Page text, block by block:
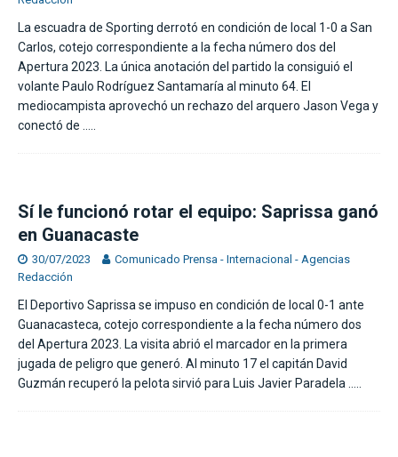
La escuadra de Sporting derrotó en condición de local 1-0 a San
Carlos, cotejo correspondiente a la fecha número dos del
Apertura 2023. La única anotación del partido la consiguió el
volante Paulo Rodríguez Santamaría al minuto 64. El
mediocampista aprovechó un rechazo del arquero Jason Vega y
conectó de
Sí le funcionó rotar el equipo: Saprissa ganó
en Guanacaste
30/07/2023
Comunicado Prensa - Internacional - Agencias
Redacción
El Deportivo Saprissa se impuso en condición de local 0-1 ante
Guanacasteca, cotejo correspondiente a la fecha número dos
del Apertura 2023. La visita abrió el marcador en la primera
jugada de peligro que generó. Al minuto 17 el capitán David
Guzmán recuperó la pelota sirvió para Luis Javier Paradela